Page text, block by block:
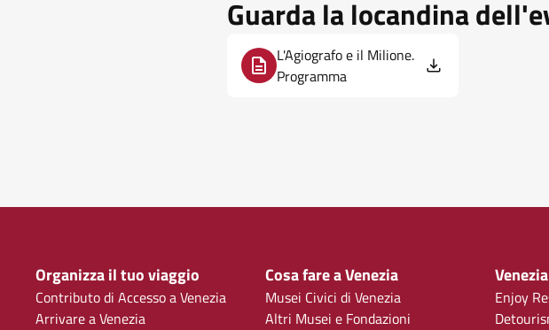
Guarda la locandina
L'Agiografo e il Milione.
Programma
Organizza il tuo viaggio
Contributo di Accesso a Venezia
Arrivare a Venezia
Cosa fare a Venezia
Musei Civici di Venezia
Altri Musei e Fondazioni
Enjoy